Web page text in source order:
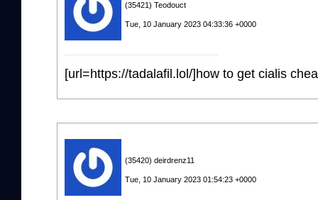
(35421) Teodouct
Tue, 10 January 2023 04:33:36 +0000
[url=https://tadalafil.lol/]how to get cialis
(35420) deirdrenz11
Tue, 10 January 2023 01:54:23 +0000